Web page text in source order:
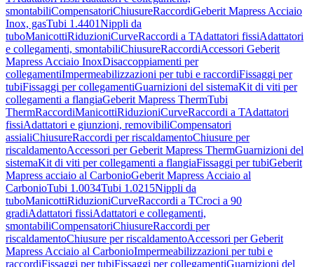
smontabiliCompensatoriChiusureRaccordiGeberit Mapress Acciaio
Inox, gasTubi 1.4401Nippli da
tuboManicottiRiduzioniCurveRaccordi a TAdattatori fissiAdattatori
e collegamenti, smontabiliChiusureRaccordiAccessori Geberit
Mapress Acciaio InoxDisaccoppiamenti per
collegamentiImpermeabilizzazioni per tubi e raccordiFissaggi per
tubiFissaggi per collegamentiGuarnizioni del sistemaKit di viti per
collegamenti a flangiaGeberit Mapress ThermTubi
ThermRaccordiManicottiRiduzioniCurveRaccordi a TAdattatori
fissiAdattatori e giunzioni, removibiliCompensatori
assialiChiusureRaccordi per riscaldamentoChiusure per
riscaldamentoAccessori per Geberit Mapress ThermGuarnizioni del
sistemaKit di viti per collegamenti a flangiaFissaggi per tubiGeberit
Mapress acciaio al CarbonioGeberit Mapress Acciaio al
CarbonioTubi 1.0034Tubi 1.0215Nippli da
tuboManicottiRiduzioniCurveRaccordi a TCroci a 90
gradiAdattatori fissiAdattatori e collegamenti,
smontabiliCompensatoriChiusureRaccordi per
riscaldamentoChiusure per riscaldamentoAccessori per Geberit
Mapress Acciaio al CarbonioImpermeabilizzazioni per tubi e
raccordiFissaggi per tubiFissaggi per collegamentiGuarnizioni del